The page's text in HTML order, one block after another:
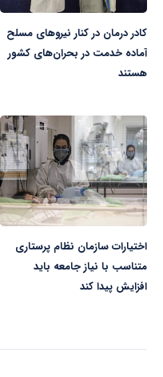
کادر درمان در کنار نیروهای مسلح
آماده خدمت در بحران‌های کشور
هستند
اختیارات سازمان نظام پرستاری
متناسب با نیاز جامعه باید
افزایش پیدا کند